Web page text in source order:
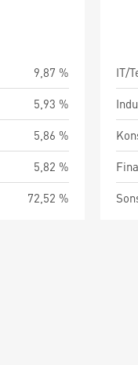
9,87 %
5,93 %
5,86 %
5,82 %
72,52 %
IT/